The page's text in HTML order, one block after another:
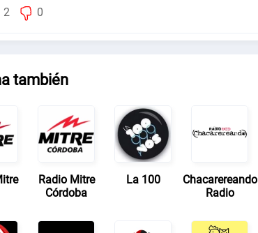
2 0
también
Radio Mitre
Córdoba
La 100
Chacarereando
Radio